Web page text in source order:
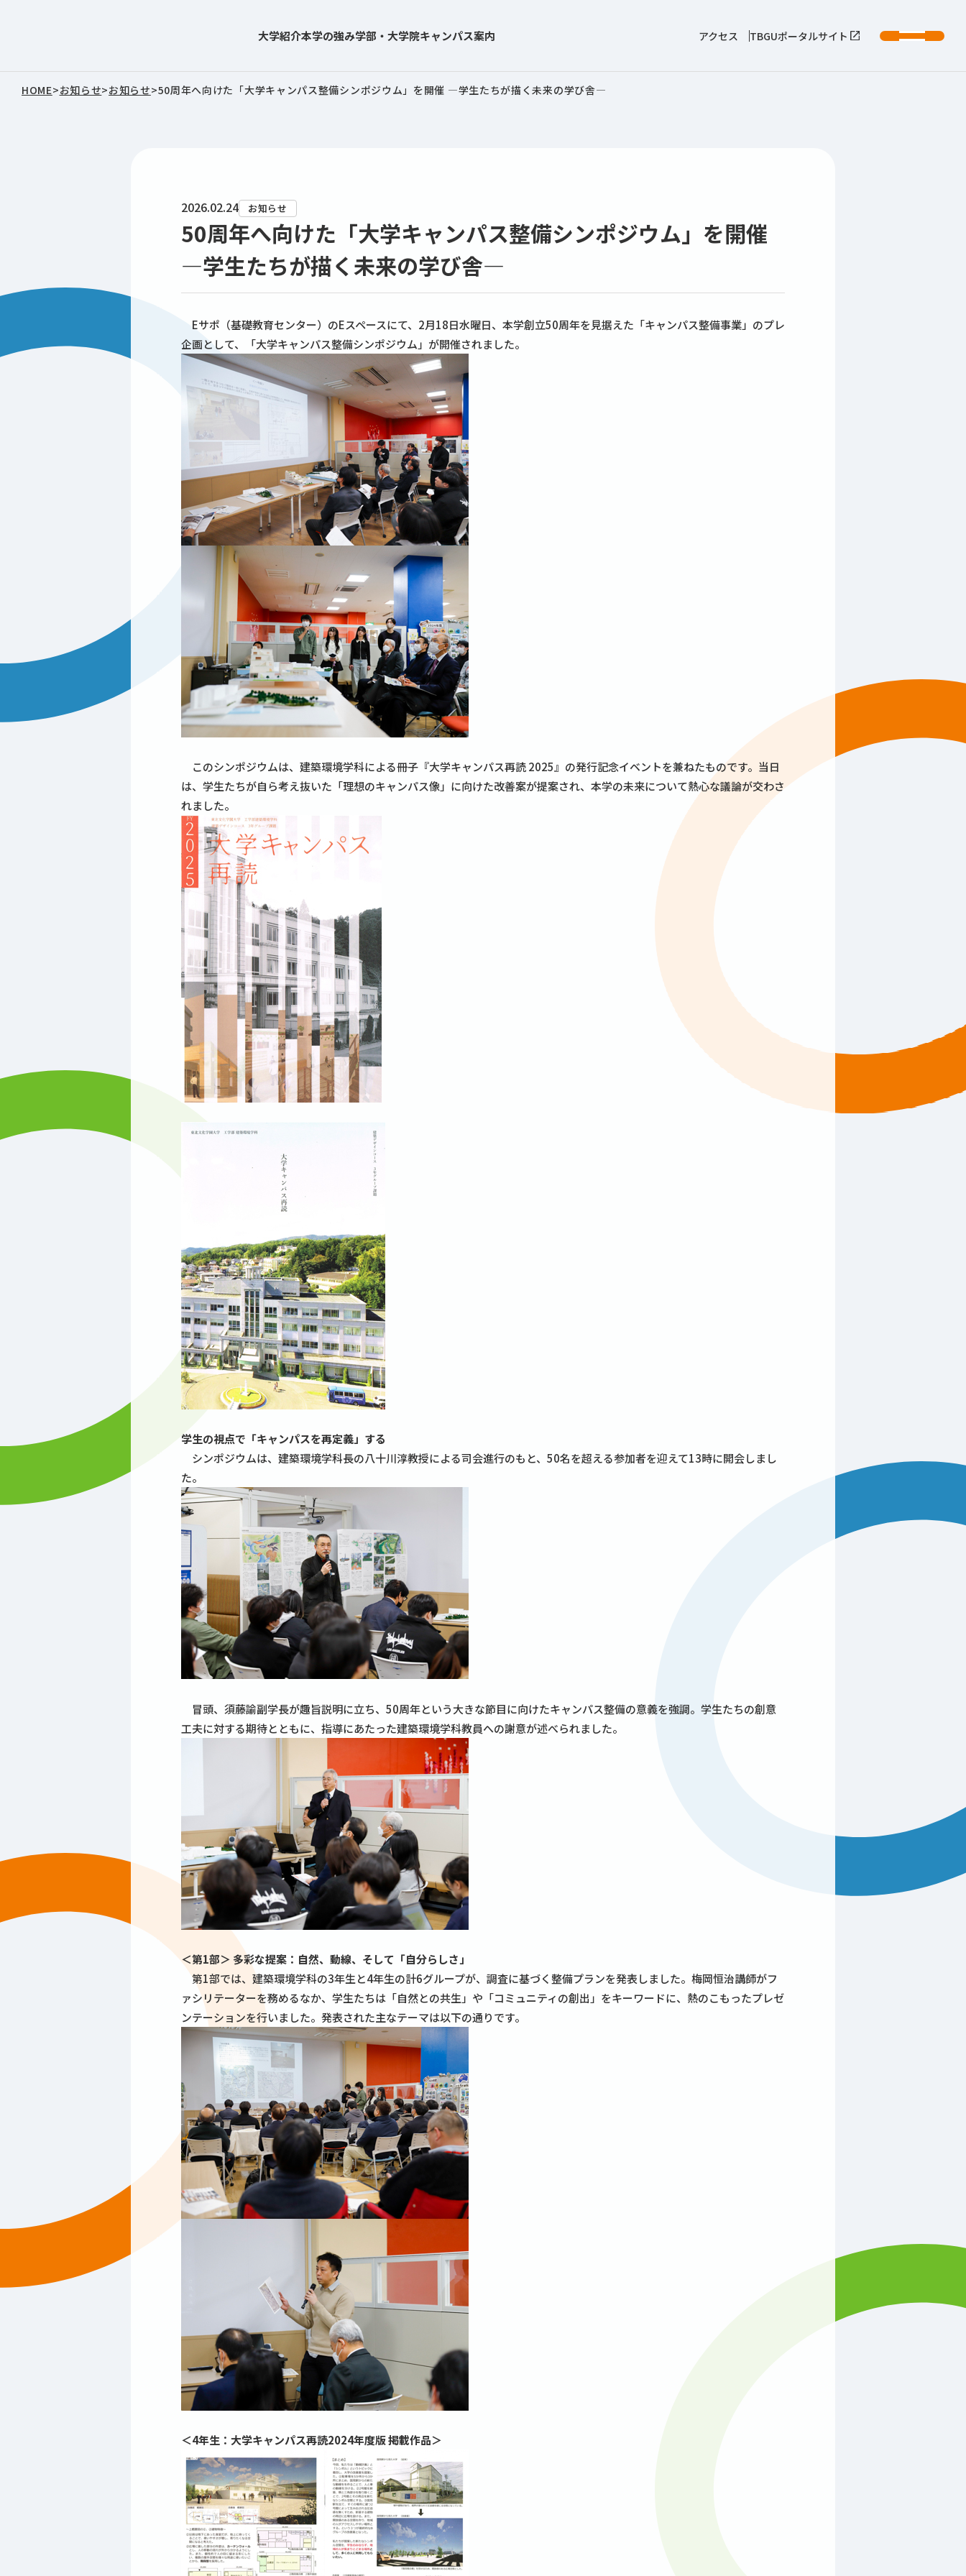
大学紹介本学の強み学部・大学院キャンパス案内 アクセス TBGUポータルサイト
HOME>お知らせ>お知らせ>50周年へ向けた「大学キャンパス整備シンポジウム」を開催 ―学生たちが描く未来の学び舎―
2026.02.24 お知らせ
50周年へ向けた「大学キャンパス整備シンポジウム」を開催
―学生たちが描く未来の学び舎―
Eサポ（基礎教育センター）のEスペースにて、2月18日水曜日、本学創立50周年を見据えた「キャンパス整備事業」のプレ
企画として、「大学キャンパス整備シンポジウム」が開催されました。
このシンポジウムは、建築環境学科による冊子『大学キャンパス再読 2025』の発行記念イベントを兼ねたものです。当日
は、学生たちが自ら考え抜いた「理想のキャンパス像」に向けた改善案が提案され、本学の未来について熱心な議論が交わさ
れました。
学生の視点で「キャンパスを再定義」する
シンポジウムは、建築環境学科長の八十川淳教授による司会進行のもと、50名を超える参加者を迎えて13時に開会しまし
た。
冒頭、須藤諭副学長が趣旨説明に立ち、50周年という大きな節目に向けたキャンパス整備の意義を強調。学生たちの創意
工夫に対する期待とともに、指導にあたった建築環境学科教員への謝意が述べられました。
＜第1部＞ 多彩な提案：自然、動線、そして「自分らしさ」
第1部では、建築環境学科の3年生と4年生の計6グループが、調査に基づく整備プランを発表しました。梅岡恒治講師がフ
ァシリテーターを務めるなか、学生たちは「自然との共生」や「コミュニティの創出」をキーワードに、熱のこもったプレゼ
ンテーションを行いました。発表された主なテーマは以下の通りです。
＜4年生：大学キャンパス再読2024年度版 掲載作品＞